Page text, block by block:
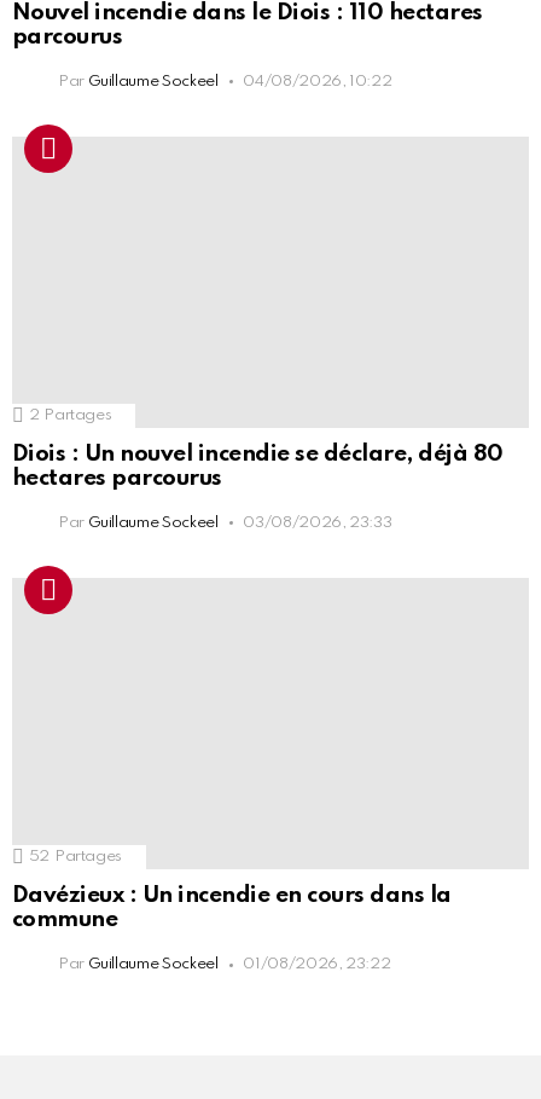
Nouvel incendie dans le Diois : 110 hectares
parcourus
Par Guillaume Sockeel 04/08/2026, 10:22
2 Partages
Diois : Un nouvel incendie se déclare, déjà 80
hectares parcourus
Par Guillaume Sockeel 03/08/2026, 23:33
52 Partages
Davézieux : Un incendie en cours dans la
commune
Par Guillaume Sockeel 01/08/2026, 23:22